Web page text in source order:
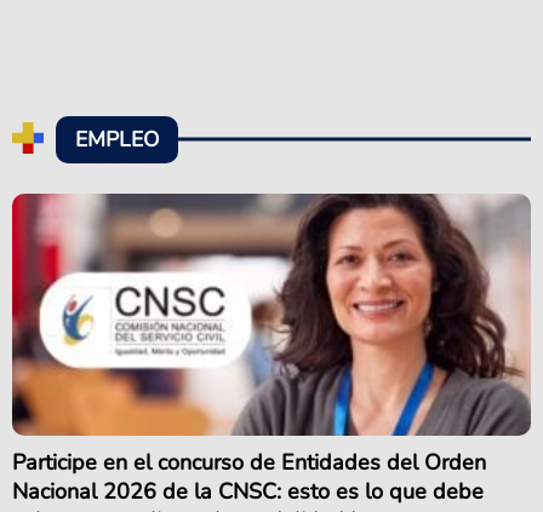
EMPLEO
Participe en el concurso de Entidades del Orden
Nacional 2026 de la CNSC: esto es lo que debe